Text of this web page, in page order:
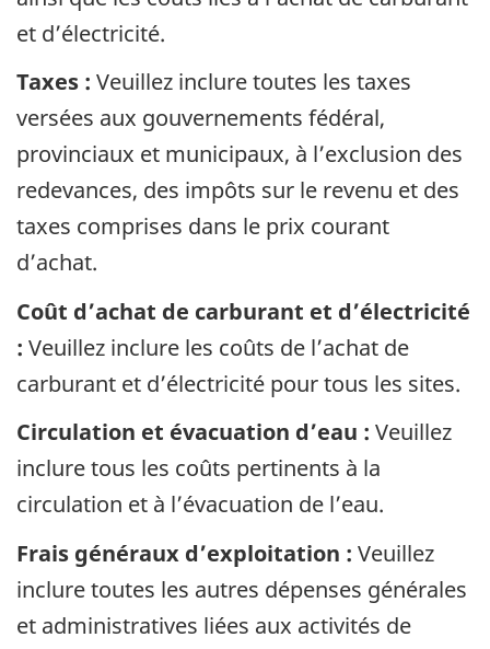
et d’électricité.
Taxes : Veuillez inclure toutes les taxes
versées aux gouvernements fédéral,
provinciaux et municipaux, à l’exclusion des
redevances, des impôts sur le revenu et des
taxes comprises dans le prix courant
d’achat.
Coût d’achat de carburant et d’électricité
: Veuillez inclure les coûts de l’achat de
carburant et d’électricité pour tous les sites.
Circulation et évacuation d’eau : Veuillez
inclure tous les coûts pertinents à la
circulation et à l’évacuation de l’eau.
Frais généraux d’exploitation : Veuillez
inclure toutes les autres dépenses générales
et administratives liées aux activités de